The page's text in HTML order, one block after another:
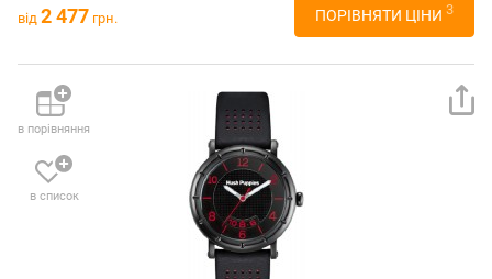
від 2 477 грн. ПОРІВНЯТИ ЦІНИ 3
в порівняння
в список